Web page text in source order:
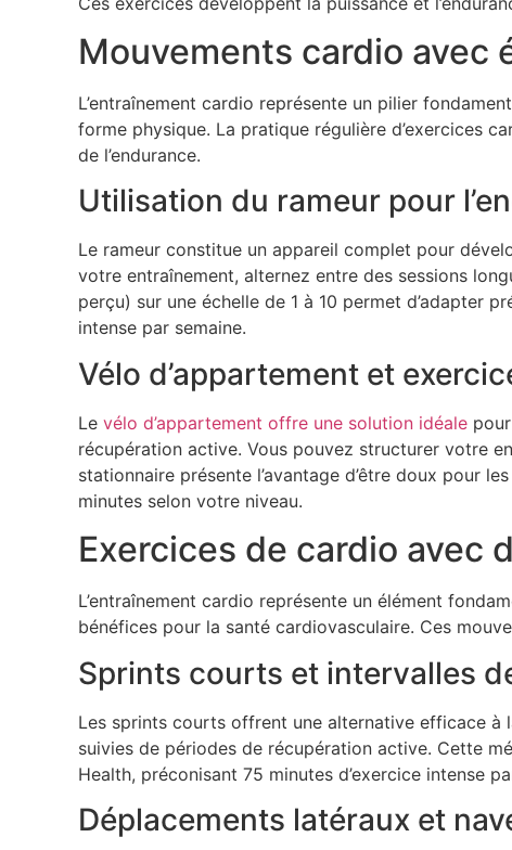
Mouvements cardio avec
L’entraînement cardio représente un pilier
forme physique. La pratique régulière d’exercices
de l’endurance.
Utilisation du rameur pour
Le rameur constitue un appareil complet pour
votre entraînement, alternez entre des sessions
perçu) sur une échelle de 1 à 10 permet d’adapter
intense par semaine.
Vélo d’appartement et
Le vélo d’appartement offre une solution idéale
récupération active. Vous pouvez structurer votre
stationnaire présente l’avantage d’être doux pour
minutes selon votre niveau.
Exercices de cardio avec
L’entraînement cardio représente un élément
bénéfices pour la santé cardiovasculaire. Ces
Sprints courts et intervalles
Les sprints courts offrent une alternative efficace à
suivies de périodes de récupération active. Cette
Health, préconisant 75 minutes d’exercice intense
Déplacements latéraux et